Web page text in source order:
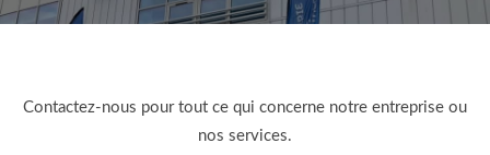
Contactez-nous pour tout ce qui concerne notre entreprise ou
nos services.